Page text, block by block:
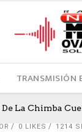
TRANSMISIÓN
La Chimba
0 LIKES 1214